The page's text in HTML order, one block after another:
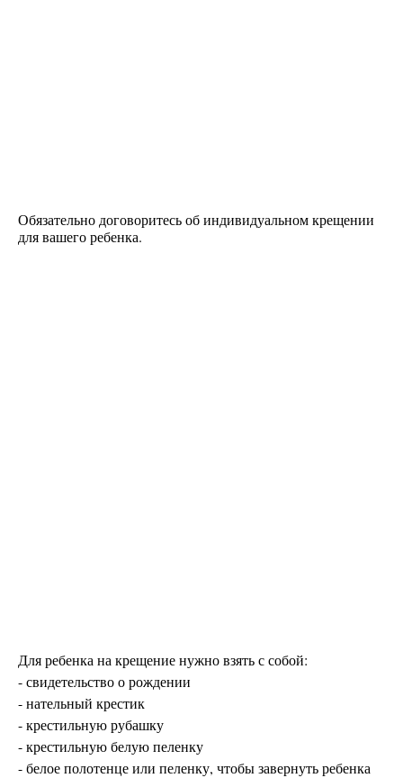
Обязательно договоритесь об индивидуальном крещении
для вашего ребенка.
Для ребенка на крещение нужно взять с собой:
- свидетельство о рождении
- нательный крестик
- крестильную рубашку
- крестильную белую пеленку
- белое полотенце или пеленку, чтобы завернуть ребенка